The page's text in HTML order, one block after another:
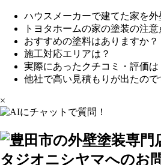
ハウスメーカーで建てた家を
トヨタホームの家の塗装の注意
おすすめの塗料はありますか？
施工対応エリアは？
実際にあったクチコミ・評価は
他社で高い見積もりが出たの
×